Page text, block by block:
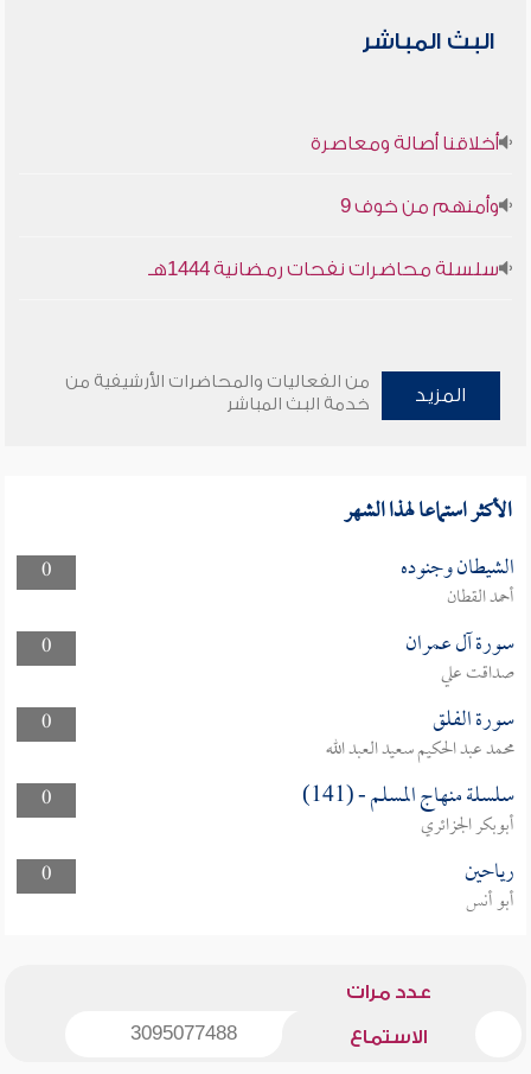
البث المباشر
أخلاقنا أصالة ومعاصرة
وأمنهم من خوف 9
سلسلة محاضرات نفحات رمضانية 1444هـ
المزيد
من الفعاليات والمحاضرات الأرشيفية من
خدمة البث المباشر
الأكثر استماعا لهذا الشهر
0 الشيطان وجنوده
أحمد القطان
0
سورة آل عمران
صداقت علي
0
سورة الفلق
محمد عبد الحكيم سعيد العبد الله
0
سلسلة منهاج المسلم - (141)
أبوبكر الجزائري
0
رياحين
أبو أنس
عدد مرات
الاستماع 3095077488